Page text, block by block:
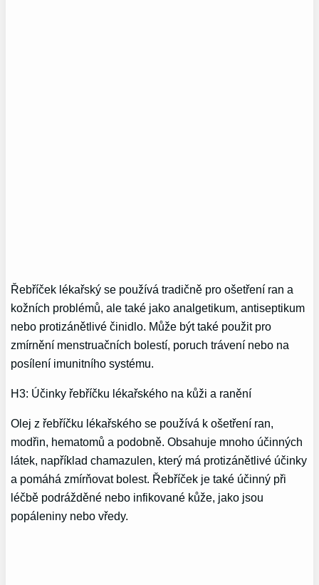
Řebříček lékařský se používá tradičně pro ošetření ran a
kožních problémů, ale také jako analgetikum, antiseptikum
nebo protizánětlivé činidlo. Může být také použit pro
zmírnění menstruačních bolestí, poruch trávení nebo na
posílení imunitního systému.
H3: Účinky řebříčku lékařského na kůži a ranění
Olej z řebříčku lékařského se používá k ošetření ran,
modřin, hematomů a podobně. Obsahuje mnoho účinných
látek, například chamazulen, který má protizánětlivé účinky
a pomáhá zmírňovat bolest. Řebříček je také účinný při
léčbě podrážděné nebo infikované kůže, jako jsou
popáleniny nebo vředy.